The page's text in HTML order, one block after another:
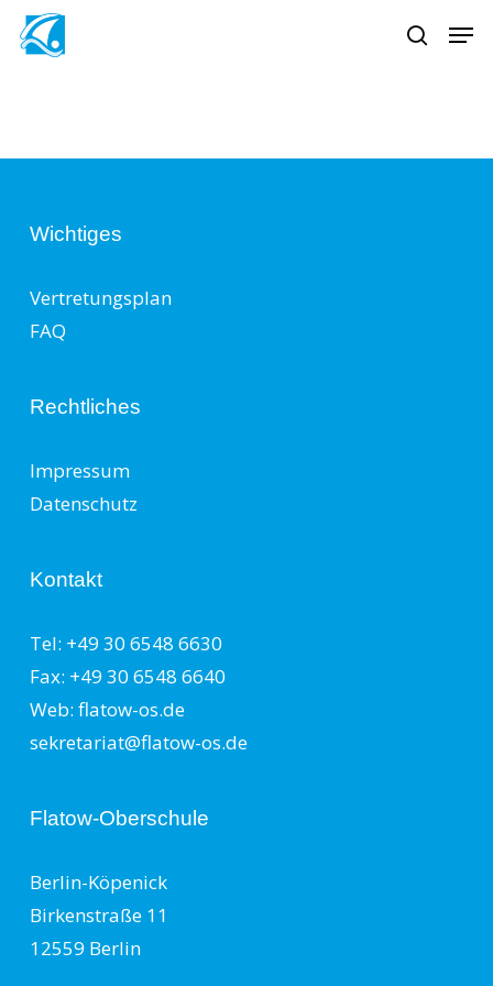
Skip
search
Wichtiges
Vertretungsplan
FAQ
Rechtliches
Impressum
Datenschutz
Kontakt
Tel: +49 30 6548 6630
Fax: +49 30 6548 6640
Web: flatow-os.de
sekretariat@flatow-os.de
Flatow-Oberschule
Berlin-Köpenick
Birkenstraße 11
12559 Berlin